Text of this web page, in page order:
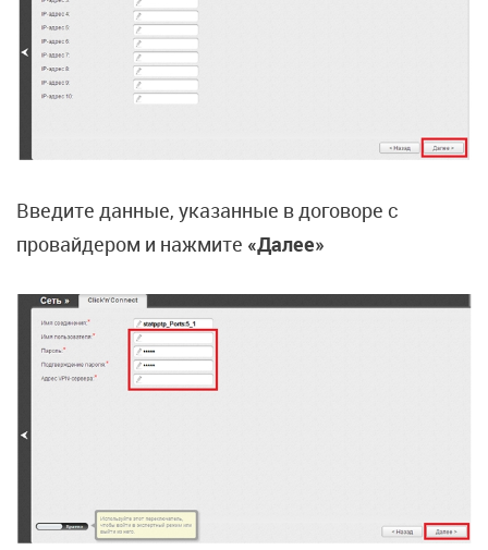
Введите данные, указанные в договоре с
провайдером и нажмите «Далее»